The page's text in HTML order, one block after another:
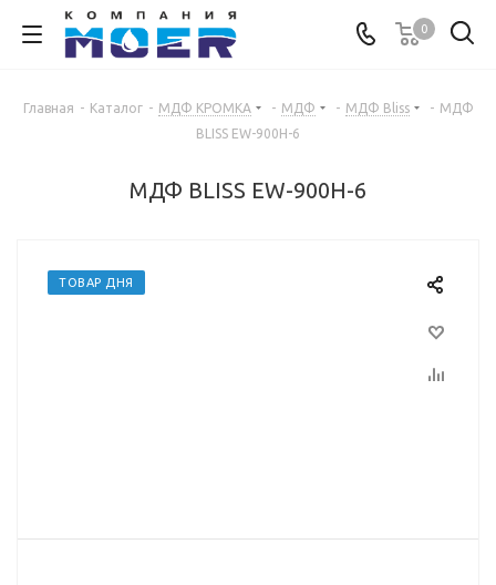
0
Главная - Каталог - МДФ КРОМКА - МДФ - МДФ Bliss - МДФ
BLISS EW-900H-6
МДФ BLISS EW-900H-6
ТОВАР ДНЯ